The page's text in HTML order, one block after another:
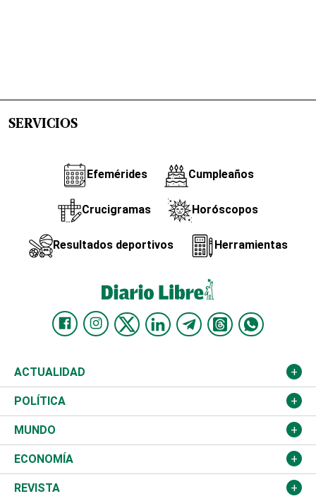
SERVICIOS
Efemérides Cumpleaños
Crucigramas Horóscopos
Resultados deportivos Herramientas
ACTUALIDAD
Nacional
Ciudad
Educación
Salud
POLÍTICA
Partidos
JCE
TSE
MUNDO
Estados Unidos
América Latina
ECONOMÍA
Finanzas
REVISTA